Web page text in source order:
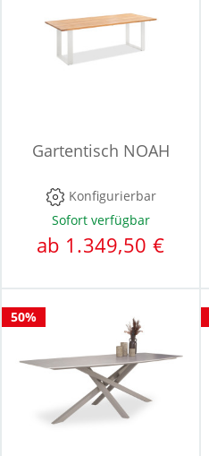
Gartentisch NOAH
Konfigurierbar
Sofort verfügbar
ab 1.349,50 €
50%